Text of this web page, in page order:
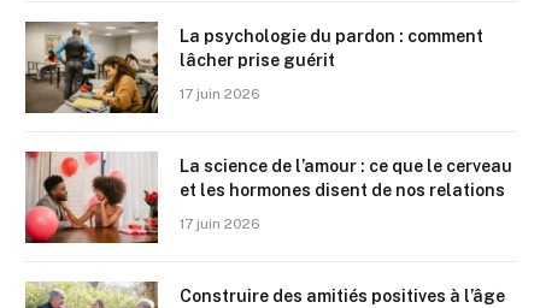
La psychologie du pardon : comment
lâcher prise guérit
17 juin 2026
La science de l’amour : ce que le cerveau
et les hormones disent de nos relations
17 juin 2026
Construire des amitiés positives à l’âge